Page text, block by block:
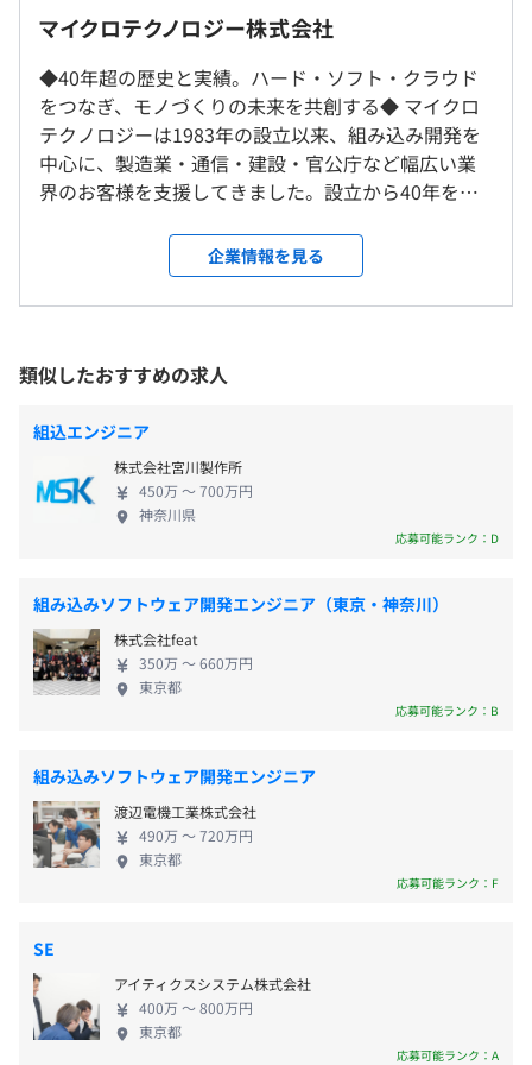
年初にたてた目標に対する目標評価と、等級ごとに設けら
れた能力に対する能力評価を、6月、12月におこなってい
ます。評価結果は賞与計算と昇給に反映。「何に尽力すれ
ば評価につながるか」が明確になっているため、公平性と
透明性に長けた人事制度となっています。
◎原則本社勤務（将来的に、客先常駐を相談することがあ
るかもしれません）
◎週に何日かリモートワーク可能
就業場所の変更範囲
＜雇入時＞
本社、および労働者の自宅
会社の定める就業場所
り）
〈本社〉
JR「上野駅」入谷口 徒歩約2分・浅草口 徒歩約5分
東京メトロ銀座線「上野駅」出口9 徒歩約5分
・勤務時間例 9：00～17：45
平均残業時間：平均18時間／月
〈年間休日：126日〉
◎有給休暇は、入社後即利用可
・完全週休2日制（土日祝）
・慶弔休暇
・介護休暇
・リフレッシュ休暇
など
・時間外手当
・在宅勤務手当
・通勤手当（上限5万円・実費支給）
・役職手当
決算賞与支給実績：あり
年1回（4月）
マイクロテクノロジー株式会社
◆40年超の歴史と実績。ハード・ソフト・クラウド
をつなぎ、モノづくりの未来を共創する◆ マイクロ
テクノロジーは1983年の設立以来、組み込み開発を
中心に、製造業・通信・建設・官公庁など幅広い業
界のお客様を支援してきました。設立から40年を超
れる「共創型ソリューションカンパニー」を目指
し、さらなる飛躍を続けています。 私たちの最大の
強みは、ソフトウェア開発に留まらず、電子回路の
一貫して手がけられる「モノづくり総合力」です。さ
らに、受託開発で培った技術力を生かし、独自の電
子製品やIoTプラットフォームの企画・開発・販売ま
で自社で展開。この高い技術力と実績が、数多くの
大手企業との直接取引という強固な信頼につながっ
ています。 【事業詳細】 ① 組み込み開発事業 自動
車、カメラ、スマートフォン、駐車場システムとい
度位置測位端末、介護施設向けの見守り機器まで、
暮らしの基盤を支える幅広い分野で貢献。ハード・
ソフト双方の技術を融合し、付加価値の高いモノづ
くりを実現しています。 ② ITソリューション事業 企
業の業務効率を最大化する生産・販売・会計システ
ラットフォームを組み合わせた「IoTクラウドシステ
ム」を開発。お客様の課題をデジタルの力で根本か
ら解決します。 設立以来、私たちを下支えしている
のは「チャレンジできる社風」です。一貫したモノづ
くりの基盤の上で、新しい技術や領域に挑み続け
企業情報を見る
類似したおすすめの求人
組込エンジニア
株式会社宮川製作所
450万 〜 700万円
神奈川県
応募可能ランク：D
組み込みソフトウェア開発エンジニア（東京・神奈川）
株式会社feat
350万 〜 660万円
東京都
応募可能ランク：B
組み込みソフトウェア開発エンジニア
渡辺電機工業株式会社
490万 〜 720万円
東京都
応募可能ランク：F
SE
アイティクスシステム株式会社
400万 〜 800万円
東京都
応募可能ランク：A